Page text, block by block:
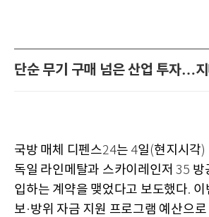
단순 무기 구매 넘은 산업 투자…
국방 매체 디펜스24는 4일 (현지시각)
독일 라인메탈과 스카이레인저 35 방
입하는 계약을 맺었다고 보도했다. 이
보·방위 자금 지원 프로그램 예산으